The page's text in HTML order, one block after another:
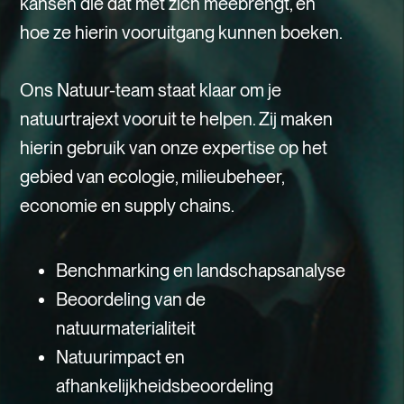
hoe ze hierin vooruitgang kunnen boeken.
Ons Natuur-team staat klaar om je
natuurtrajext vooruit te helpen. Zij maken
hierin gebruik van onze expertise op het
gebied van ecologie, milieubeheer,
economie en supply chains.
Benchmarking en landschapsanalyse
Beoordeling van de
natuurmaterialiteit
Natuurimpact en
afhankelijkheidsbeoordeling